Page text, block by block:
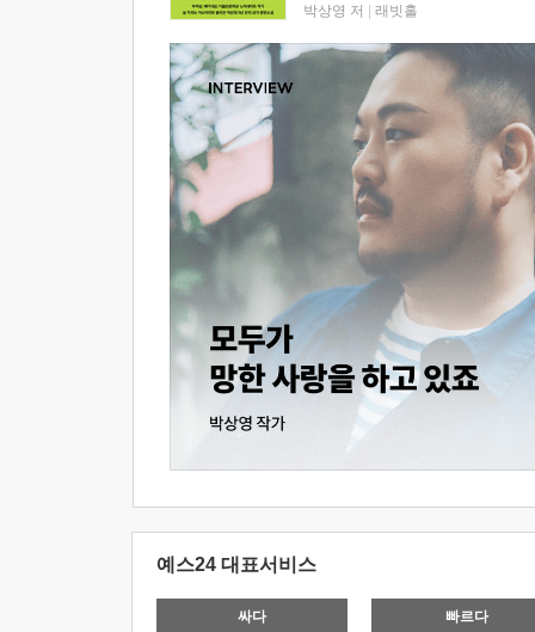
박상영 저 래빗홀
예스24 대표서비스
싸다 빠르다